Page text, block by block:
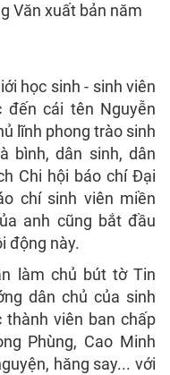
Văn xuất bản năm
học sinh - sinh viên
đến cái tên Nguyễn
lĩnh phong trào sinh
bình, dân sinh, dân
Chi hội báo chí Đại
chí sinh viên miền
anh cũng bắt đầu
động này.
làm chủ bút tờ Tin
dân chủ của sinh
viên ban chấp
Phùng, Cao Minh
hăng say... với